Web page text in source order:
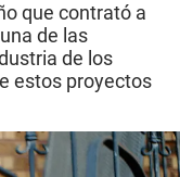
que contrató a
de las
de los
estos proyectos